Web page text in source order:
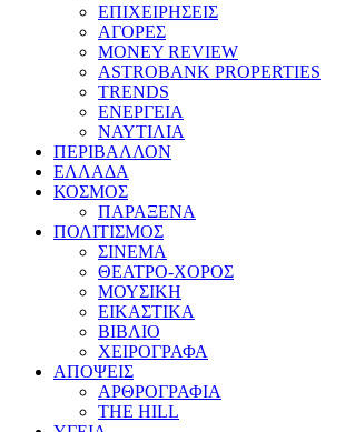
ΕΠΙΧΕΙΡΗΣΕΙΣ
ΑΓΟΡΕΣ
MONEY REVIEW
ASTROBANK PROPERTIES
TRENDS
ΕΝΕΡΓΕΙΑ
ΝΑΥΤΙΛΙΑ
ΠΕΡΙΒΑΛΛΟΝ
ΕΛΛΑΔΑ
ΚΟΣΜΟΣ
ΠΑΡΑΞΕΝΑ
ΠΟΛΙΤΙΣΜΟΣ
ΣΙΝΕΜΑ
ΘΕΑΤΡΟ-ΧΟΡΟΣ
ΜΟΥΣΙΚΗ
ΕΙΚΑΣΤΙΚΑ
ΒΙΒΛΙΟ
ΧΕΙΡΟΓΡΑΦΑ
ΑΠΟΨΕΙΣ
ΑΡΘΡΟΓΡΑΦΙΑ
THE HILL